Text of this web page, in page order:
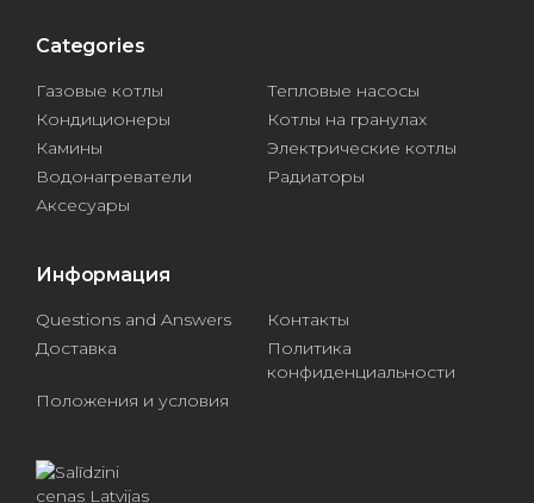
Categories
Газовые котлы
Тепловые насосы
Кондиционеры
Котлы на гранулах
Камины
Электрические котлы
Водонагреватели
Радиаторы
Аксесуары
Информация
Questions and Answers
Контакты
Доставка
Политика
конфиденциальности
Положения и условия